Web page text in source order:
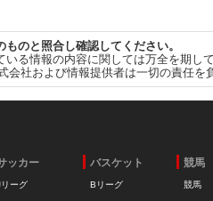
ものと照合し確認してください。
る情報の内容に関しては万全を期
社および情報提供者は一切の責任を
ッカー
ーグ
バスケット
Bリーグ
競馬
競馬